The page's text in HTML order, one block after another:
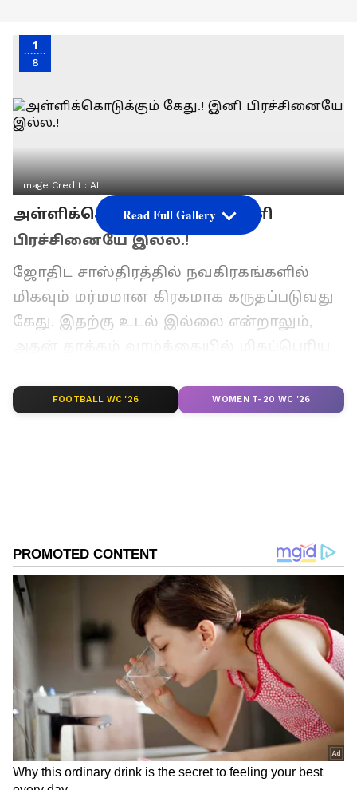
1
8
Image Credit :AI
அள்ளிக்கொடுக்கும் கேது.! இனி
பிரச்சினையே இல்ல.!
ஜோதிட சாஸ்திரத்தில் நவகிரகங்களில்
மிகவும் மர்மமான கிரகமாக கருதப்படுவது
கேது. இதற்கு உடல் இல்லை என்றாலும்,
ஜோதிடர்கள் கூறுகின்றனர். பொதுவாக
குறிப்பாக சுக்கிரனுடன் ஏற்படும் தொடர்பு,
சிலரின் வாழ்க்கையை எதிர்பாராத
வகையில் உயர்த்தும் என்றும்
நம்பப்படுகிறது. இனி உங்களுக்கு நல்ல
காலம் தான்.!
ஏசியாநெட் தமிழ்-ஐ உங்கள் முதன்மைத்
தேர்வாக்குங்கள்
Read Full Gallery
FOOTBALL WC '26 WOMEN T-20 WC '26